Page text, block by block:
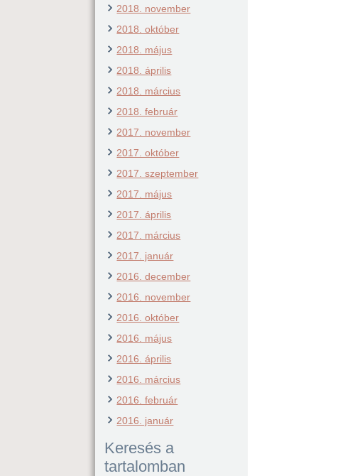
2018. november
2018. október
2018. május
2018. április
2018. március
2018. február
2017. november
2017. október
2017. szeptember
2017. május
2017. április
2017. március
2017. január
2016. december
2016. november
2016. október
2016. május
2016. április
2016. március
2016. február
2016. január
Keresés a
tartalomban